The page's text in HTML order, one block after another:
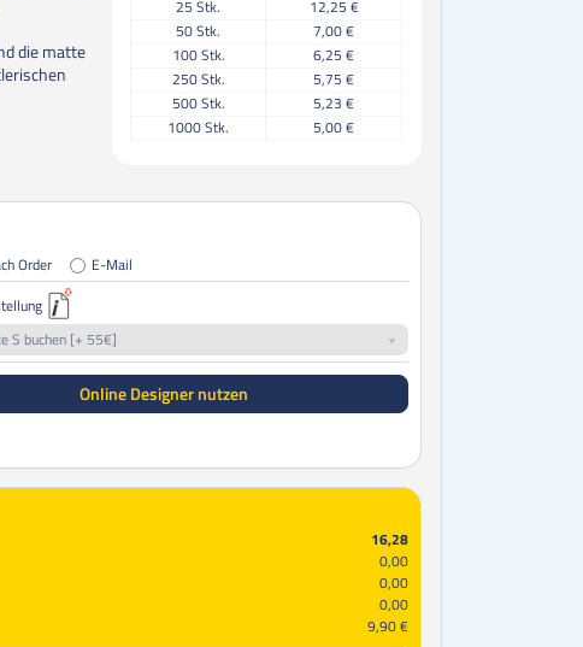
die matte
25 Stk.
12,25 €
50Stk.
7,00 €
100Stk.
6,25 €
250Stk.
5,75 €
500Stk.
5,23 €
1000Stk. 5,00 €
Order
E-Mail
S buchen [+ 55€]
Online Designer nutzen
16,28
0,00
0,00
0,00
9,90 €